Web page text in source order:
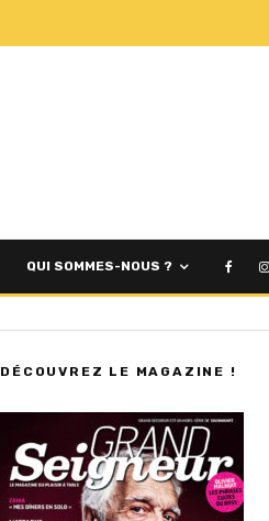
QUI SOMMES-NOUS ?
DÉCOUVREZ LE MAGAZINE !